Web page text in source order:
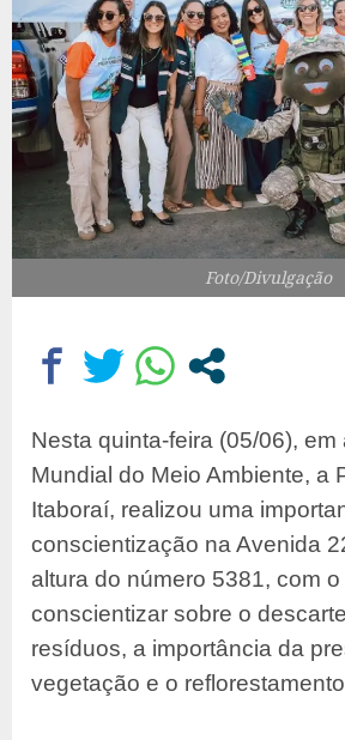
Foto/Divulgação
Nesta quinta-feira (05/06),
Mundial do Meio Ambiente, a
Itaboraí, realizou uma
conscientização na Avenida
altura do número 5381, com
conscientizar sobre o
resíduos, a importância da
vegetação e o